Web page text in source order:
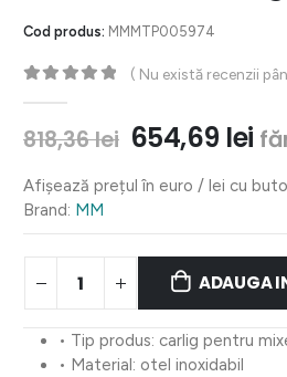
Cod produs: MMMTP005974
( Nu există recenzii
818,36lei Prețul
a
818,36 lei.
654,69 lei
Afișează prețul în euro / lei cu
Brand: MM
ADAUGA
• Tip produs: carlig pentru
• Material: otel inoxidabil